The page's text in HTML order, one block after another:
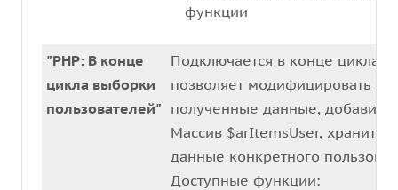
функции
"PHP: В конце
цикла выборки
пользователей"
Подключается в конце цикла
позволяет модифицировать
полученные данные, добавить
Массив $arItemsUser, хранит в
данные конкретного
Доступные функции: